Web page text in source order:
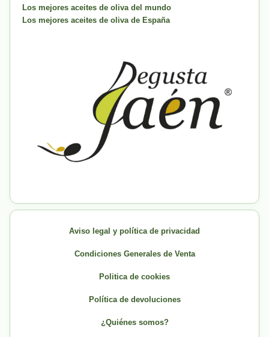
Los mejores aceites de oliva del mundo
Los mejores aceites de oliva de España
Aviso legal y política de privacidad
Condiciones Generales de Venta
Politica de cookies
Política de devoluciones
¿Quiénes somos?